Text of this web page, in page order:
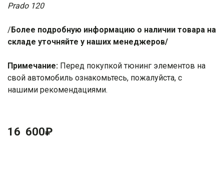
Prado 120
/Более подробную информацию о наличии товара на
складе уточняйте у наших менеджеров/
Примечание: Перед покупкой тюнинг элементов на
свой автомобиль ознакомьтесь, пожалуйста, с
нашими рекомендациями.
16 600₽